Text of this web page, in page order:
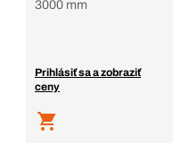
3000 mm
Prihlásiť sa a zobraziť
ceny